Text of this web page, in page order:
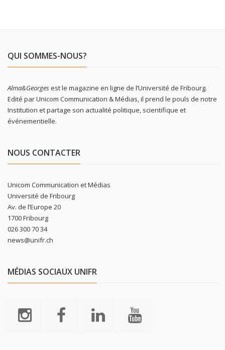
QUI SOMMES-NOUS?
Alma&Georgesest le magazine en ligne de l’Université de Fribourg.
Edité par Unicom Communication & Médias, il prend le pouls de notre
Institution et partage son actualité politique, scientifique et
événementielle.
NOUS CONTACTER
Unicom Communication et Médias
Université de Fribourg
Av. de l’Europe 20
1700 Fribourg
026 300 70 34
news@unifr.ch
MÉDIAS SOCIAUX UNIFR